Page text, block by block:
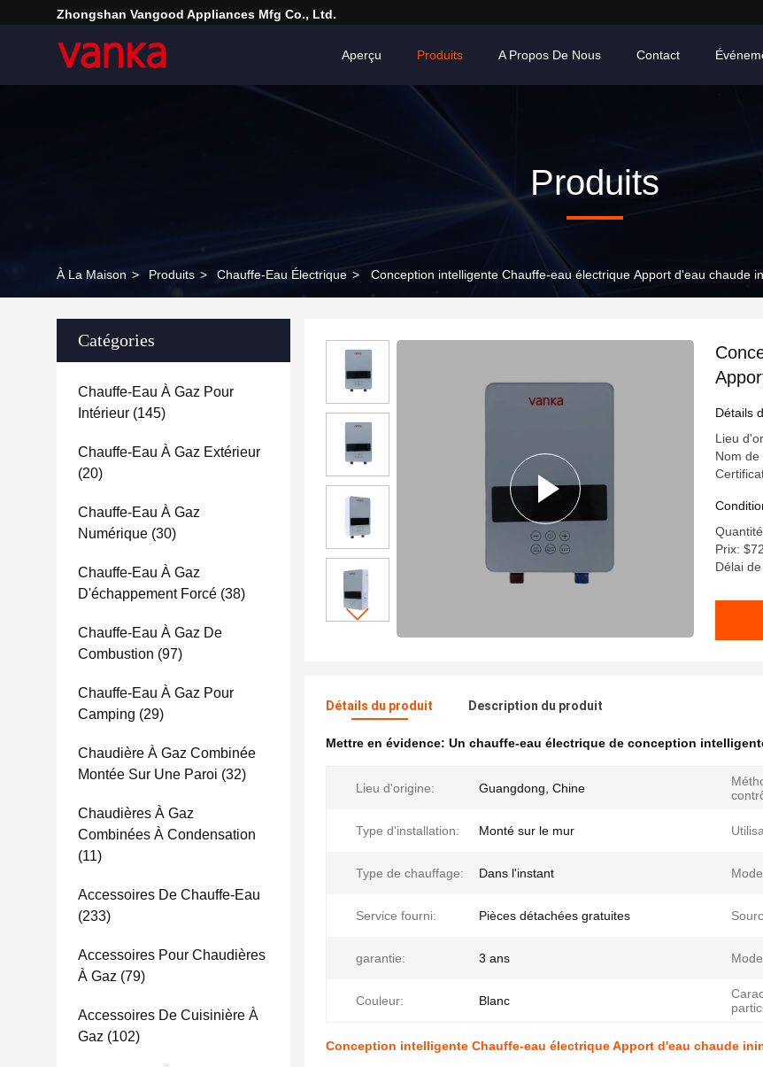
Zhongshan Vangood Appliances Mfg Co., Ltd.
Aperçu Produits A Propos De Nous Contact
Produits
À La Maison > Produits > Chauffe-Eau Électrique > Conception intelligente Chauffe-eau électrique Apport d'eau chaude
Catégories
Chauffe-Eau À Gaz Pour
Intérieur (145)
Chauffe-Eau À Gaz Extérieur
(20)
Chauffe-Eau À Gaz
Numérique (30)
Chauffe-Eau À Gaz
D'échappement Forcé (38)
Chauffe-Eau À Gaz De
Combustion (97)
Chauffe-Eau À Gaz Pour
Camping (29)
Chaudière À Gaz Combinée
Montée Sur Une Paroi (32)
Chaudières À Gaz
Combinées À Condensation
(11)
Accessoires De Chauffe-Eau
(233)
Accessoires Pour Chaudières
À Gaz (79)
Accessoires De Cuisinière À
Gaz (102)
Détails
Lieu
Nom de
Prix:
Délai
Détails du produit Description du produit
Mettre en évidence: Un chauffe-eau électrique de conception
Lieu d'origine: Guangdong, Chine
Type d'installation: Monté sur le mur
Type de chauffage: Dans l'instant
Service fourni: Pièces détachées gratuites
garantie: 3 ans
Couleur: Blanc
Conception intelligente Chauffe-eau électrique Apport d'eau chaude